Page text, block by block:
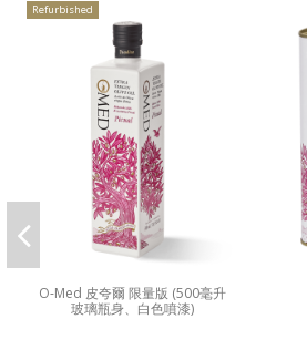
Refurbished
O-Med 皮夸爾 限量版 (500毫升
玻璃瓶身、白色噴漆)